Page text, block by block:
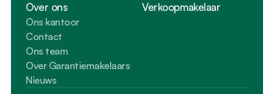
Over ons
Ons kantoor
Contact
Ons team
Over Garantiemakelaars
Nieuws
Verkoopmakelaar